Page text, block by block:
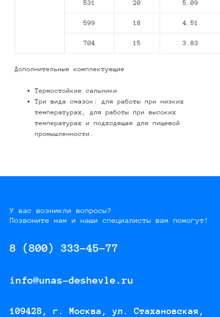
531 20 5.09
599 18 4.51
704 15 3.83
Дополнительные комплектующие
Термостойкие сальники
Три вида смазок: для работы при низких
температурах, для работы при высоких
температурах и подходящая для пищевой
промышленности.
У вас возникли вопросы?
Позвоните нам и наши специалисты вам помогут!
8 (800) 333-45-77
info@unas-deshevle.ru
109428, г. Москва, ул. Стахановская,